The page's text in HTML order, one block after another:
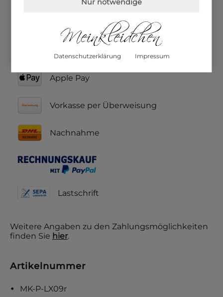
Apple Pay
Vorkasse per Überweisung
Nachnahme
Lastschrift
Weitere Angaben zu den Zahlungsmöglichkeiten
finden Sie hier.
Artikelnummer
MK-P-LX09r
Nur notwendige
Datenschutzerklärung Impressum